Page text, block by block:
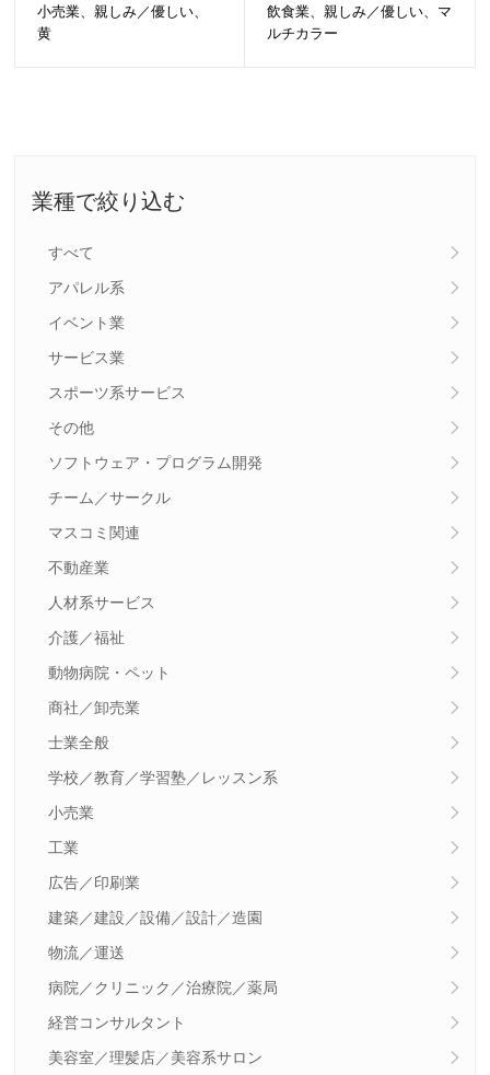
業種で絞り込む
すべて
アパレル系
イベント業
サービス業
スポーツ系サービス
その他
ソフトウェア・プログラム開発
チーム／サークル
マスコミ関連
不動産業
人材系サービス
介護／福祉
動物病院・ペット
商社／卸売業
士業全般
学校／教育／学習塾／レッスン系
小売業
工業
広告／印刷業
建築／建設／設備／設計／造園
物流／運送
病院／クリニック／治療院／薬局
経営コンサルタント
美容室／理髪店／美容系サロン
小売業、親しみ／優しい、
黄
飲食業、親しみ／優しい、マ
ルチカラー